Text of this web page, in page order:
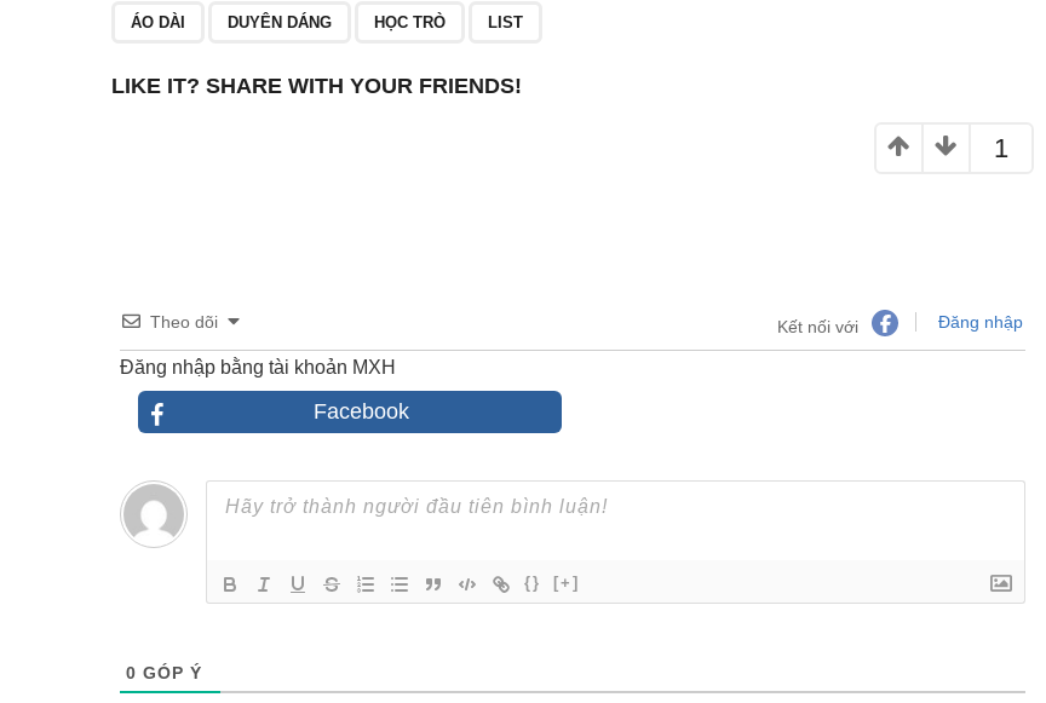
o
k
ÁO DÀI DUYÊN DÁNG HỌC TRÒ LIST
LIKE IT? SHARE WITH YOUR FRIENDS!
1
Theo dõi Kết nối với Đăng nhập
Đăng nhập bằng tài khoản MXH
Facebook
{} [+]
0 GÓP Ý